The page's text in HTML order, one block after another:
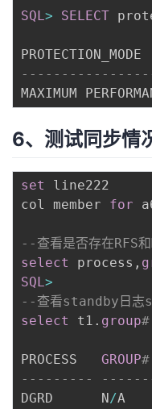
SQL> SELECT
6、测试同步情
set
line222
col member for
--查看是否存在RFS和
select
process ,
SQL>
--查看standby日
select
t1 . group
PROCESS GROUP
---------
DGRD	  N/